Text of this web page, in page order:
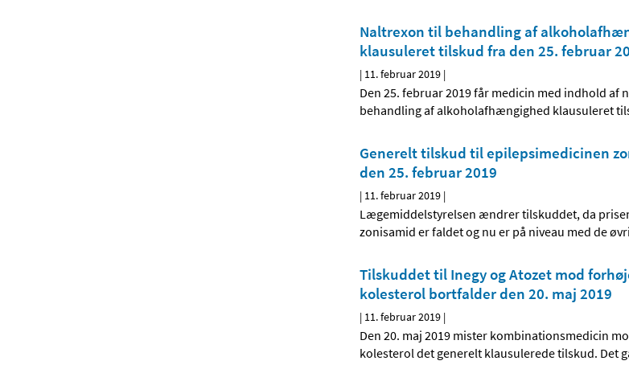
Naltrexon til behandling af
klausuleret tilskud fra den 25. februar
| 11. februar 2019 |
Den 25. februar 2019 får medicin med indhold af
behandling af alkoholafhængighed klausuleret
Generelt tilskud til epilepsimedicinen
den 25. februar 2019
| 11. februar 2019 |
Lægemiddelstyrelsen ændrer tilskuddet, da
zonisamid er faldet og nu er på niveau med de
Tilskuddet til Inegy og Atozet mod
kolesterol bortfalder den 20. maj 2019
| 11. februar 2019 |
Den 20. maj 2019 mister kombinationsmedicin
kolesterol det generelt klausulerede tilskud. Det